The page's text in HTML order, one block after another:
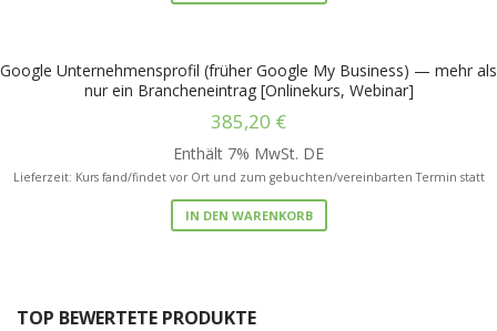
Google Unternehmensprofil (früher Google My Business) — mehr als
nur ein Brancheneintrag [Onlinekurs, Webinar]
385,20 €
Enthält 7% MwSt. DE
Lieferzeit: Kurs fand/findet vor Ort und zum gebuchten/vereinbarten Termin statt
IN DEN WARENKORB
TOP BEWERTETE PRODUKTE